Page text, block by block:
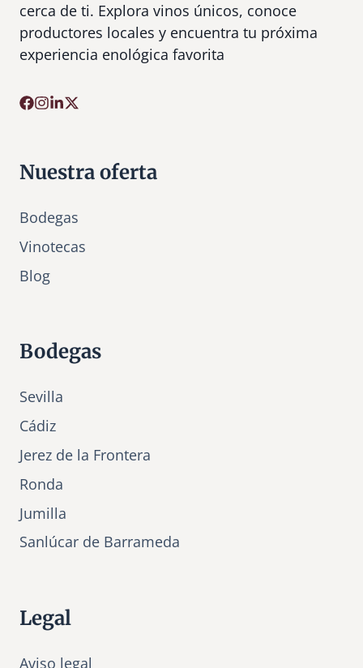
cerca de ti. Explora vinos únicos, conoce
productores locales y encuentra tu próxima
experiencia enológica favorita
Nuestra oferta
Bodegas
Vinotecas
Blog
Bodegas
Sevilla
Cádiz
Jerez de la Frontera
Ronda
Jumilla
Sanlúcar de Barrameda
Legal
Aviso legal